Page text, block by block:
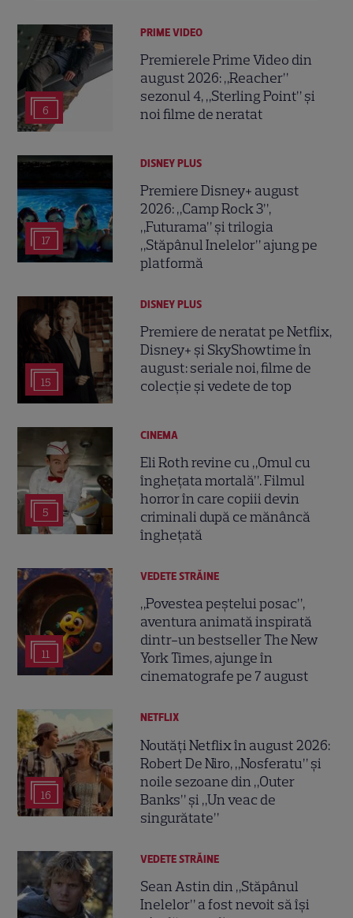
6
PRIME VIDEO
Premierele Prime Video din
august 2026: „Reacher”
sezonul 4, „Sterling Point” și
noi filme de neratat
17
DISNEY PLUS
Premiere Disney+ august
2026: „Camp Rock 3”,
„Futurama” și trilogia
„Stăpânul Inelelor” ajung pe
platformă
15
DISNEY PLUS
Premiere de neratat pe Netflix,
Disney+ și SkyShowtime în
august: seriale noi, filme de
colecție și vedete de top
5
CINEMA
Eli Roth revine cu „Omul cu
înghețata mortală”. Filmul
horror în care copiii devin
criminali după ce mănâncă
înghețată
11
VEDETE STRĂINE
„Povestea peștelui posac”,
aventura animată inspirată
dintr-un bestseller The New
York Times, ajunge în
cinematografe pe 7 august
16
NETFLIX
Noutăți Netflix în august 2026:
Robert De Niro, „Nosferatu” și
noile sezoane din „Outer
Banks” și „Un veac de
singurătate”
VEDETE STRĂINE
Sean Astin din „Stăpânul
Inelelor” a fost nevoit să își